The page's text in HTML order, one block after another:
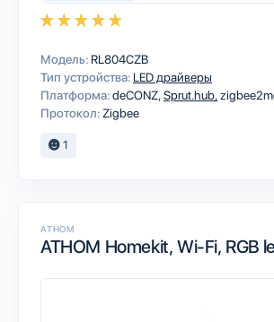
Модель: RL804CZB
Тип устройства: LED драйверы
Платформа:deCONZSprut.hub
Протокол: Zigbee
1
ATHOM
ATHOM Homekit, Wi-Fi, RGB